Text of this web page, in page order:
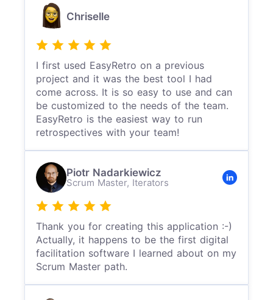
Chriselle
I first used EasyRetro on a previous
project and it was the best tool I had
come across. It is so easy to use and can
be customized to the needs of the team.
EasyRetro is the easiest way to run
retrospectives with your team!
Piotr Nadarkiewicz
Scrum Master, Iterators
Thank you for creating this application :-)
Actually, it happens to be the first digital
facilitation software I learned about on my
Scrum Master path.